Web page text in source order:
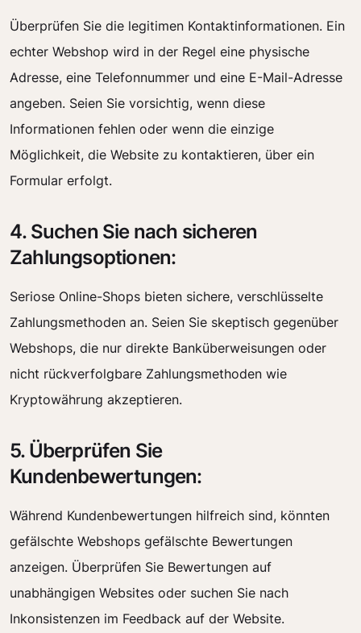
Überprüfen Sie die legitimen Kontaktinformationen. Ein
echter Webshop wird in der Regel eine physische
Adresse, eine Telefonnummer und eine E-Mail-Adresse
angeben. Seien Sie vorsichtig, wenn diese
Informationen fehlen oder wenn die einzige
Möglichkeit, die Website zu kontaktieren, über ein
Formular erfolgt.
4. Suchen Sie nach sicheren
Zahlungsoptionen:
Seriose Online-Shops bieten sichere, verschlüsselte
Zahlungsmethoden an. Seien Sie skeptisch gegenüber
Webshops, die nur direkte Banküberweisungen oder
nicht rückverfolgbare Zahlungsmethoden wie
Kryptowährung akzeptieren.
5. Überprüfen Sie
Kundenbewertungen:
Während Kundenbewertungen hilfreich sind, könnten
gefälschte Webshops gefälschte Bewertungen
anzeigen. Überprüfen Sie Bewertungen auf
unabhängigen Websites oder suchen Sie nach
Inkonsistenzen im Feedback auf der Website.